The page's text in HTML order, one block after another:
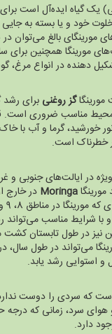
یک گیاه ایده‌آل است
خود و یا بسته به
مورینگای بالغ می‌توان
مورینگا همچنین
دهنده در انواع مرغ،
گز روغنی برای رشد
محیط مناسب ضروری است.
خورشید، گرما و آب با
خطرناک است.
در ایالت‌های جنوبی و
Moringa در خارج
با شرایط مناسب می‌تواند
نیز در طول تابستان
می‌تواند در طول سال،
استوایی رشد یابد.
که سردی را دوست
سرد، زمانی که درجه